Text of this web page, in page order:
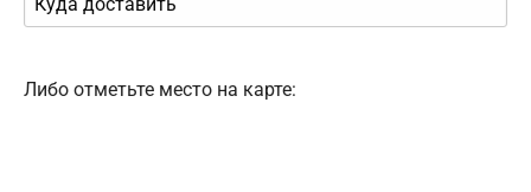
Либо отметьте место на карте: